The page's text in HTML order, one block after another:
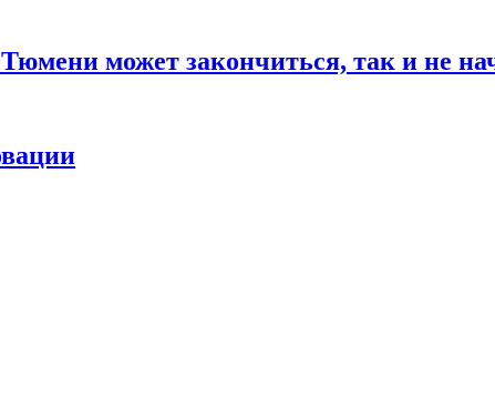
может закончиться, так и не